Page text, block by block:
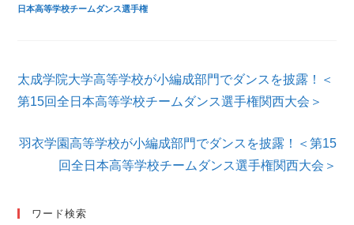
日本高等学校チームダンス選手権
そ
の
他
事
太成学院大学高等学校が小編成部門でダンスを披露！＜
第15回全日本高等学校チームダンス選手権関西大会＞
羽衣学園高等学校が小編成部門でダンスを披露！＜第15
回全日本高等学校チームダンス選手権関西大会＞
ワード検索